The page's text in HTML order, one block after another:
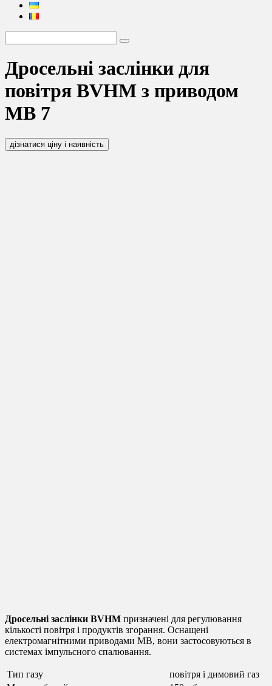
Дросельні заслінки для
повітря BVHM з приводом
MB 7
дізнатися ціну і наявність
Дросельні заслінки BVHM призначені для регулювання
кількості повітря і продуктів згорання. Оснащені
електромагнітними приводами MB, вони застосовуються в
системах імпульсного спалювання.
Тип газу
повітря і димовий газ